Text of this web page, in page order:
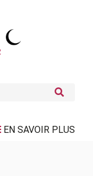
EN SAVOIR PLUS